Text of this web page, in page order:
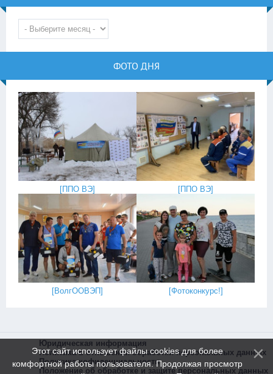
ФОТО ДНЯ
[ППО ВЭ] [ППО ВЭ]
[ВолгООВЭП] [Фотоконкурс!]
Юридическая информация
Политика в отношении обработки персональных данных
Политика кофиденциальности
Положение об обработке и защите персональных данных
Этот сайт использует файлы cookies для более
комфортной работы пользователя. Продолжая просмотр